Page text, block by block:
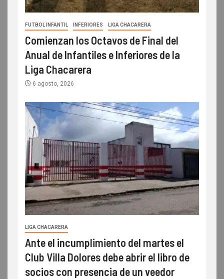
FUTBOL INFANTIL INFERIORES LIGA CHACARERA
Comienzan los Octavos de Final del
Anual de Infantiles e Inferiores de la
Liga Chacarera
6 agosto, 2026
LIGA CHACARERA
Ante el incumplimiento del martes el
Club Villa Dolores debe abrir el libro de
socios con presencia de un veedor